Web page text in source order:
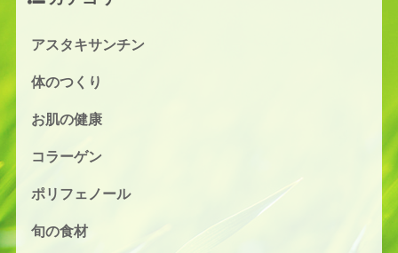
アスタキサンチン
体のつくり
お肌の健康
コラーゲン
ポリフェノール
旬の食材